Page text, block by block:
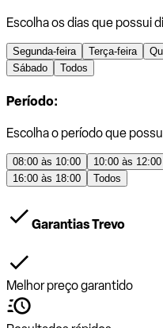
Escolha os dias que possui
Segunda-feira Terça-feira
Sábado
Todos
Período:
Escolha o período que
08:00 às 10:00 10:00 às 12:00
16:00 às 18:00
Todos
Garantias Trevo
Melhor preço garantido